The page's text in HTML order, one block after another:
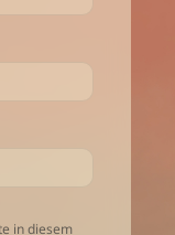
in diesem